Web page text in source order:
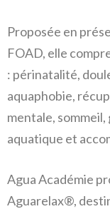
Proposée en
FOAD, elle
: périnatalité,
aquaphobie,
mentale,
aquatique et
Agua Académie
Aguarelax®,